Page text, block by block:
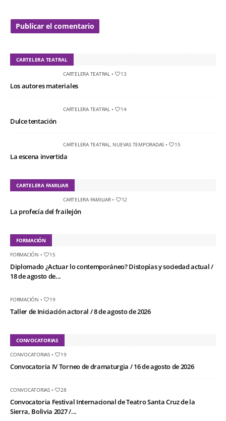
CARTELERA TEATRAL
CARTELERA TEATRAL • 13
Los autores materiales
CARTELERA TEATRAL • 14
Dulce tentación
CARTELERA TEATRAL NUEVAS TEMPORADAS • 15
La escena invertida
CARTELERA FAMILIAR
CARTELERA FAMILIAR• 12
La profecía del frailejón
FORMACIÓN
FORMACIÓN • 15
Diplomado ¿Actuar lo contemporáneo? Distopías y sociedad actual /
18 de agosto de...
FORMACIÓN • 19
Taller de Iniciación actoral / 8 de agosto de 2026
CONVOCATORIAS
CONVOCATORIAS• 19
Convocatoria IV Torneo de dramaturgia / 16 de agosto de 2026
CONVOCATORIAS• 28
Convocatoria Festival Internacional de Teatro Santa Cruz de la
Sierra, Bolivia 2027 /...